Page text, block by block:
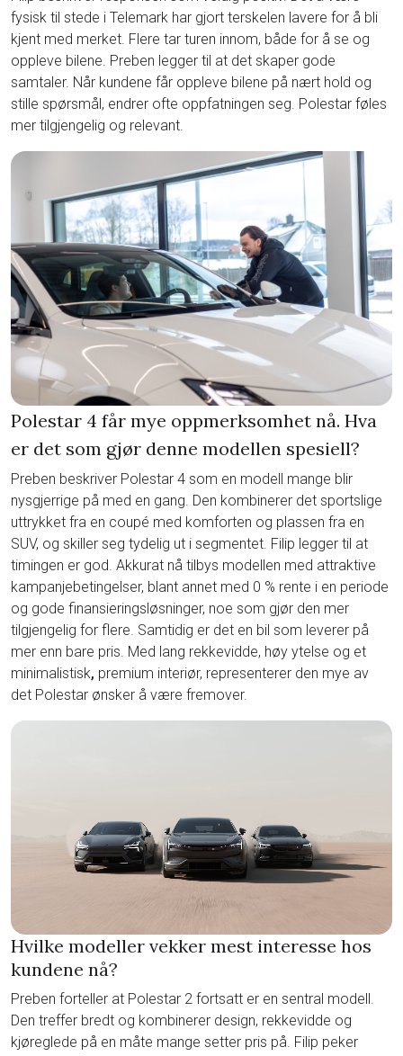
fysisk til stede i Telemark har gjort terskelen lavere for å bli
kjent med merket. Flere tar turen innom, både for å se og
oppleve bilene. Preben legger til at det skaper gode
samtaler. Når kundene får oppleve bilene på nært hold og
stille spørsmål, endrer ofte oppfatningen seg. Polestar føles
mer tilgjengelig og relevant.
Polestar 4 får mye oppmerksomhet nå. Hva
er det som gjør denne modellen spesiell?
Preben beskriver Polestar 4 som en modell mange blir
nysgjerrige på med en gang. Den kombinerer det sportslige
uttrykket fra en coupé med komforten og plassen fra en
SUV, og skiller seg tydelig ut i segmentet. Filip legger til at
timingen er god. Akkurat nå tilbys modellen med attraktive
kampanjebetingelser, blant annet med 0 % rente i en periode
og gode finansieringsløsninger, noe som gjør den mer
tilgjengelig for flere. Samtidig er det en bil som leverer på
mer enn bare pris. Med lang rekkevidde, høy ytelse og et
minimalistisk, premium interiør, representerer den mye av
det Polestar ønsker å være fremover.
Hvilke modeller vekker mest interesse hos
kundene nå?
Preben forteller at Polestar 2 fortsatt er en sentral modell.
Den treffer bredt og kombinerer design, rekkevidde og
kjøreglede på en måte mange setter pris på. Filip peker